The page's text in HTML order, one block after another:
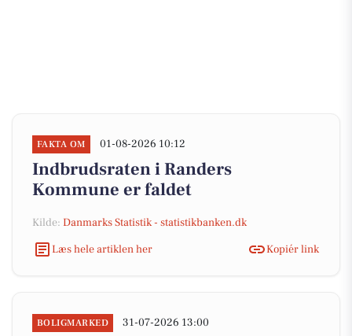
FAKTA OM 01-08-2026 10:12
Indbrudsraten i Randers
Kommune er faldet
Kilde: Danmarks Statistik - statistikbanken.dk
Læs hele artiklen her
Kopiér link
BOLIGMARKED 31-07-2026 13:00